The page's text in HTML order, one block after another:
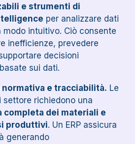
e strumenti di
per analizzare dati
modo intuitivo. Ciò consente
inefficienze, prevedere
decisioni
sui dati.
e tracciabilità. Le
settore richiedono una
completa dei materiali e
produttivi. Un ERP assicura
generando